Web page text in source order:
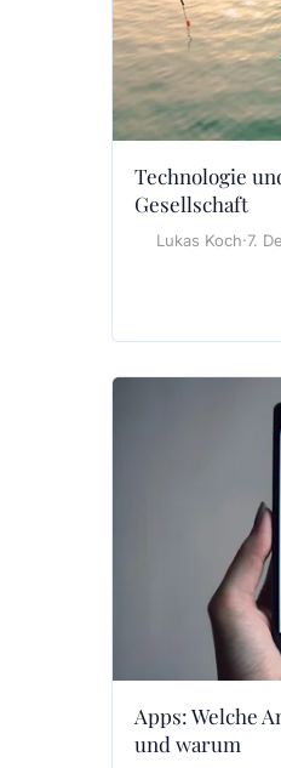
Technologie
Gesellschaft
Lukas Koch·7.
Apps: Welche
und warum